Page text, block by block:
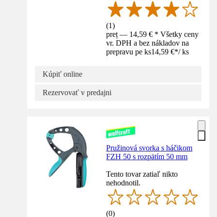
(1)
preț — 14,59 € * Všetky ceny
vr. DPH a bez nákladov na
prepravu pe ks14,59 €*/ ks
Kúpiť online
Rezervovať v predajni
Pružinová svorka s háčikom
FZH 50 s rozpätím 50 mm
Tento tovar zatiaľ nikto
nehodnotil.
(0)